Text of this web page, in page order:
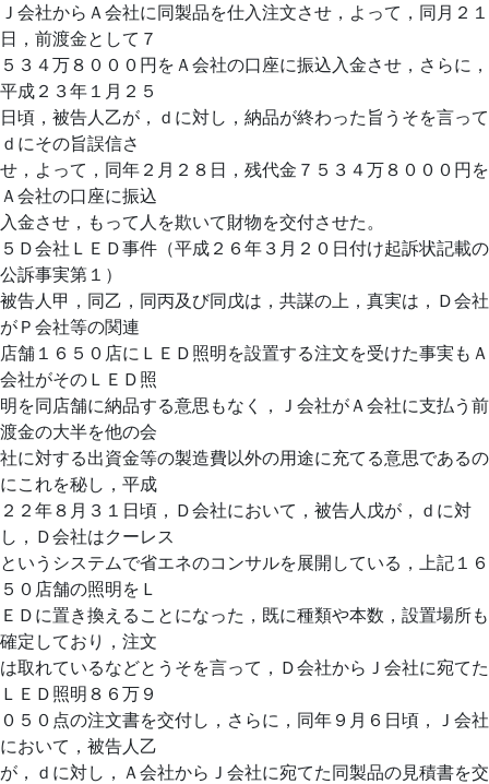
Ｊ会社からＡ会社に同製品を仕入注文させ，よって，同月２１
日，前渡金として７
５３４万８０００円をＡ会社の口座に振込入金させ，さらに，
平成２３年１月２５
日頃，被告人乙が，ｄに対し，納品が終わった旨うそを言って
ｄにその旨誤信さ
せ，よって，同年２月２８日，残代金７５３４万８０００円を
Ａ会社の口座に振込
入金させ，もって人を欺いて財物を交付させた。
５Ｄ会社ＬＥＤ事件（平成２６年３月２０日付け起訴状記載の
公訴事実第１）
被告人甲，同乙，同丙及び同戊は，共謀の上，真実は，Ｄ会社
がＰ会社等の関連
店舗１６５０店にＬＥＤ照明を設置する注文を受けた事実もＡ
会社がそのＬＥＤ照
明を同店舗に納品する意思もなく，Ｊ会社がＡ会社に支払う前
渡金の大半を他の会
社に対する出資金等の製造費以外の用途に充てる意思であるの
にこれを秘し，平成
２２年８月３１日頃，Ｄ会社において，被告人戊が，ｄに対
し，Ｄ会社はクーレス
というシステムで省エネのコンサルを展開している，上記１６
５０店舗の照明をＬ
ＥＤに置き換えることになった，既に種類や本数，設置場所も
確定しており，注文
は取れているなどとうそを言って，Ｄ会社からＪ会社に宛てた
ＬＥＤ照明８６万９
０５０点の注文書を交付し，さらに，同年９月６日頃，Ｊ会社
において，被告人乙
が，ｄに対し，Ａ会社からＪ会社に宛てた同製品の見積書を交